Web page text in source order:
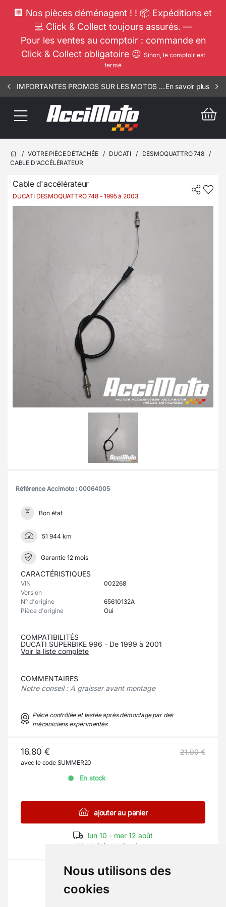
Nous utilisons des
cookies
🏢 Nos pièces déménagent ! ! 📦 Expéditions et
💻 Click & Collect toujours assurés. —
Pour les ventes au comptoir : commande en
Click & Collect obligatoire 😉 Sinon, le comptoir est
fermé
IMPORTANTES PROMOS SUR LES MOTOS COMPLETES !!! CONSULTEZ NOS ANNONCES ----- MOTO - RIV - 1002En savoir plus
/ VOTRE PIÈCE DÉTACHÉE / DUCATI / DESMOQUATTRO 748
/
CABLE D'ACCÉLÉRATEUR
Cable d'accélérateur
DUCATI DESMOQUATTRO 748- 1995 à 2003
Référence Accimoto : 00064005
Bon état
51 944 km
Garantie 12 mois
CARACTÉRISTIQUES
VIN
002268
Version
N° d'origine
65610132A
Pièce d'origine
Oui
COMPATIBILITÉS
DUCATI SUPERBIKE 996 - De 1999 à 2001
Voir la liste complète
COMMENTAIRES
Notre conseil : A graisser avant montage
Pièce contrôlée et testée après démontage par des
mécaniciens expérimentés
16.80 € 21.00 €
avec le code SUMMER20
En stock
ajouter au panier
lun 10 - mer 12 août
Modalités de livraison